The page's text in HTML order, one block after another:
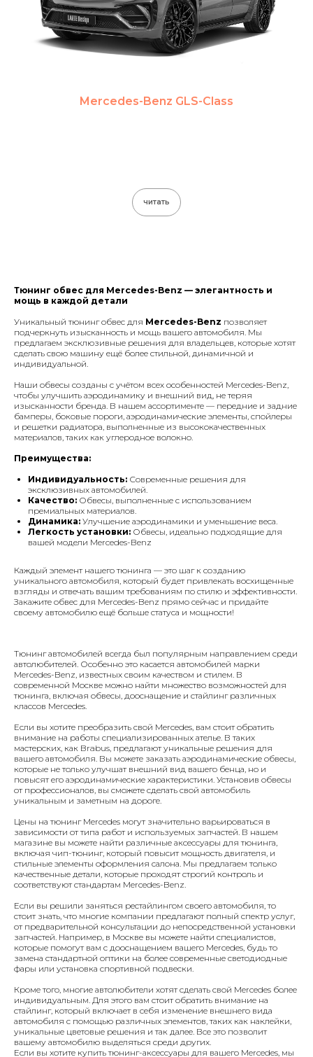
Mercedes-Benz GLS-Class
читать
Тюнинг обвес для Mercedes-Benz — элегантность и
мощь в каждой детали
Уникальный тюнинг обвес для Mercedes-Benz позволяет
подчеркнуть изысканность и мощь вашего автомобиля. Мы
предлагаем эксклюзивные решения для владельцев, которые хотят
сделать свою машину ещё более стильной, динамичной и
индивидуальной.
Наши обвесы созданы с учётом всех особенностей Mercedes-Benz,
чтобы улучшить аэродинамику и внешний вид, не теряя
изысканности бренда. В нашем ассортименте — передние и задние
бамперы, боковые пороги, аэродинамические элементы, спойлеры
и решетки радиатора, выполненные из высококачественных
материалов, таких как углеродное волокно.
Преимущества:
Индивидуальность: Современные решения для
эксклюзивных автомобилей.
Качество: Обвесы, выполненные с использованием
премиальных материалов.
Динамика: Улучшение аэродинамики и уменьшение веса.
Легкость установки: Обвесы, идеально подходящие для
вашей модели Mercedes-Benz
Каждый элемент нашего тюнинга — это шаг к созданию
уникального автомобиля, который будет привлекать восхищенные
взгляды и отвечать вашим требованиям по стилю и эффективности.
Закажите обвес для Mercedes-Benz прямо сейчас и придайте
своему автомобилю ещё больше статуса и мощности!
Тюнинг автомобилей всегда был популярным направлением среди
автолюбителей. Особенно это касается автомобилей марки
Mercedes-Benz, известных своим качеством и стилем. В
современной Москве можно найти множество возможностей для
тюнинга, включая обвесы, дооснащение и стайлинг различных
классов Mercedes.
Если вы хотите преобразить свой Mercedes, вам стоит обратить
внимание на работы специализированных ателье. В таких
мастерских, как Brabus, предлагают уникальные решения для
вашего автомобиля. Вы можете заказать аэродинамические обвесы,
которые не только улучшат внешний вид вашего бенца, но и
повысят его аэродинамические характеристики. Установив обвесы
от профессионалов, вы сможете сделать свой автомобиль
уникальным и заметным на дороге.
Цены на тюнинг Mercedes могут значительно варьироваться в
зависимости от типа работ и используемых запчастей. В нашем
магазине вы можете найти различные аксессуары для тюнинга,
включая чип-тюнинг, который повысит мощность двигателя, и
стильные элементы оформления салона. Мы предлагаем только
качественные детали, которые проходят строгий контроль и
соответствуют стандартам Mercedes-Benz.
Если вы решили заняться рестайлингом своего автомобиля, то
стоит знать, что многие компании предлагают полный спектр услуг,
от предварительной консультации до непосредственной установки
запчастей. Например, в Москве вы можете найти специалистов,
которые помогут вам с дооснащением вашего Mercedes, будь то
замена стандартной оптики на более современные светодиодные
фары или установка спортивной подвески.
Кроме того, многие автолюбители хотят сделать свой Mercedes более
индивидуальным. Для этого вам стоит обратить внимание на
стайлинг, который включает в себя изменение внешнего вида
автомобиля с помощью различных элементов, таких как наклейки,
уникальные цветовые решения и так далее. Все это позволит
вашему автомобилю выделяться среди других.
Если вы хотите купить тюнинг-аксессуары для вашего Mercedes, мы